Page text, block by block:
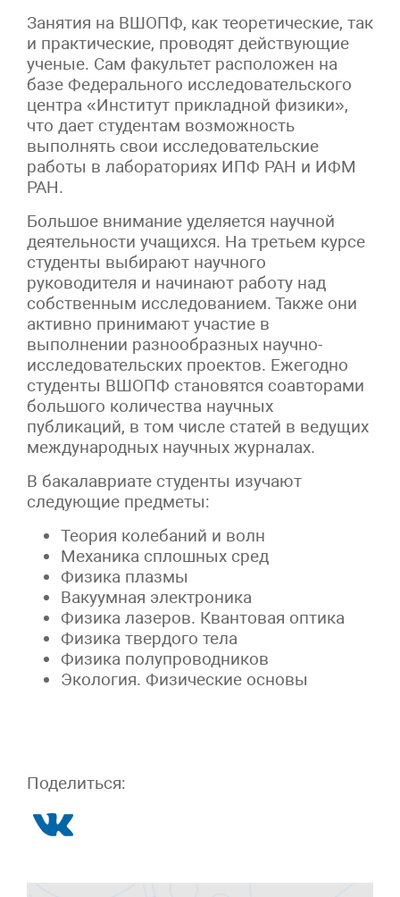
Занятия на ВШОПФ, как теоретические, так
и практические, проводят действующие
ученые. Сам факультет расположен на
базе Федерального исследовательского
центра «Институт прикладной физики»,
что дает студентам возможность
выполнять свои исследовательские
работы в лабораториях ИПФ РАН и ИФМ
РАН.
Большое внимание уделяется научной
деятельности учащихся. На третьем курсе
студенты выбирают научного
руководителя и начинают работу над
собственным исследованием. Также они
активно принимают участие в
выполнении разнообразных научно-
исследовательских проектов. Ежегодно
студенты ВШОПФ становятся соавторами
большого количества научных
публикаций, в том числе статей в ведущих
международных научных журналах.
В бакалавриате студенты изучают
следующие предметы:
Теория колебаний и волн
Механика сплошных сред
Физика плазмы
Вакуумная электроника
Физика лазеров. Квантовая оптика
Физика твердого тела
Физика полупроводников
Экология. Физические основы
Поделиться: